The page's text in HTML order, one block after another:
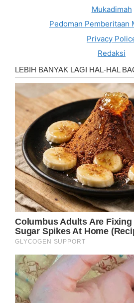
Mukadimah
Pedoman Pemberitaan
Privacy
Redaksi